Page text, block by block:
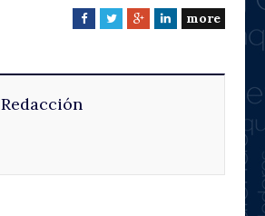
F
T
G
L
more
Redacción